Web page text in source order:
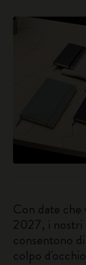
Con date
2027, i nostri
consentono
colpo